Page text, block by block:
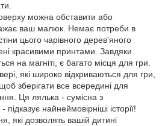
можна обставити або
ваш малюк. Немає потреби в
цього чарівного дерев'яного
красивими принтами. Завдяки
на магніті, є багато місця для гри.
які широко відкриваються для гри,
зберігати все всередині для
Ця лялька - сумісна з
найнеймовірніші історії!
які дозволять вашій дитині